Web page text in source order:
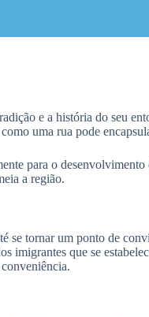
e a história do seu
uma rua pode
para o
a região.
tornar um ponto de
que se